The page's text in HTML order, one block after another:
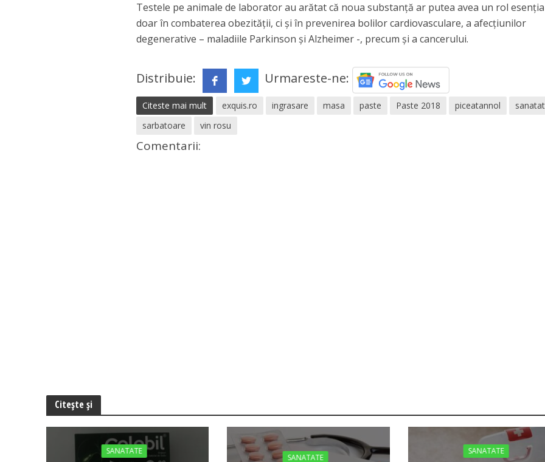
Testele pe animale de laborator au arătat că noua substanţă ar putea avea un rol
doar în combaterea obezităţii, ci şi în prevenirea bolilor cardiovasculare, a afecţiunilor
degenerative – maladiile Parkinson şi Alzheimer -, precum şi a cancerului.
Distribuie: Urmareste-ne:
Citeste mai mult exquis.ro ingrasare masa paste Paste 2018 piceatannol
sarbatoare
vin rosu
Comentarii:
Citește și
SANATATE
SANATATE
SANATATE